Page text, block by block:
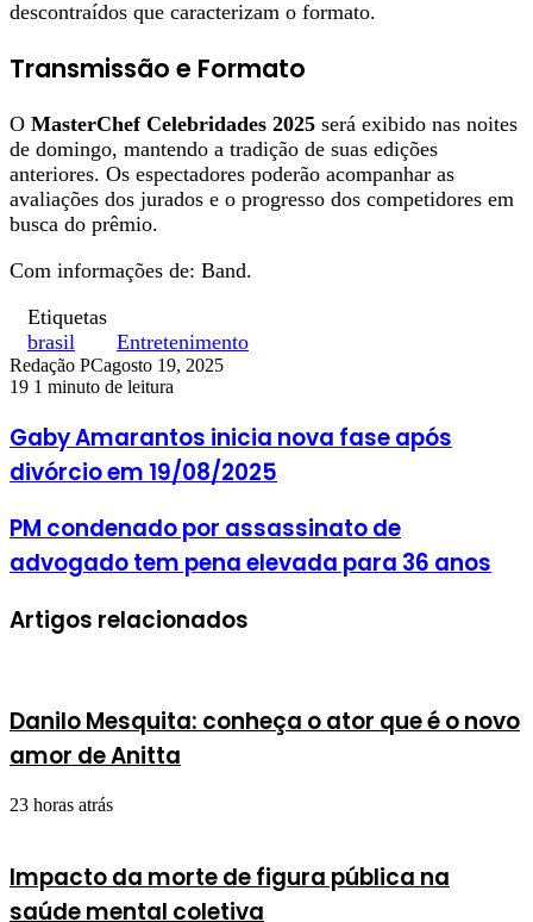
descontraídos que caracterizam o formato.
Transmissão e Formato
O MasterChef Celebridades 2025 será exibido nas noites
de domingo, mantendo a tradição de suas edições
anteriores. Os espectadores poderão acompanhar as
avaliações dos jurados e o progresso dos competidores em
busca do prêmio.
Com informações de: Band.
Etiquetas
brasil
Entretenimento
Redação PCagosto 19, 2025
19 1 minuto de leitura
Gaby Amarantos inicia nova fase após
divórcio em 19/08/2025
PM condenado por assassinato de
advogado tem pena elevada para 36 anos
Artigos relacionados
Danilo Mesquita: conheça o ator que é o novo
amor de Anitta
23 horas atrás
Impacto da morte de figura pública na
saúde mental coletiva